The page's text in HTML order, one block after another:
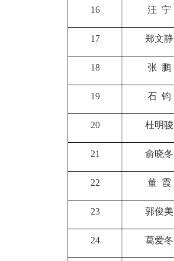
16 汪 宁
17 郑文静
18 张 鹏
19 石 钧
20 杜明骏
21 俞晓冬
22 董 霞
23 郭俊美
24 葛爱冬